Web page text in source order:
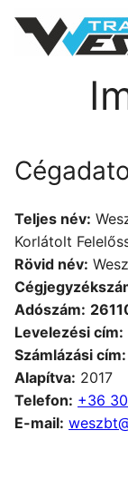
content
Teljes név:
Korlátolt
Rövid név:
Adószám:
Levelezési cím:
Számlázási cím:
Alapítva: 2017
Telefon: +36
E-mail: